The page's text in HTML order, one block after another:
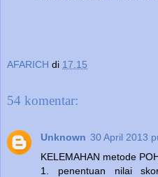
AFARICH di 17.15
54 komentar:
Unknown 30 April 2013
KELEMAHAN metode
1. penentuan nilai